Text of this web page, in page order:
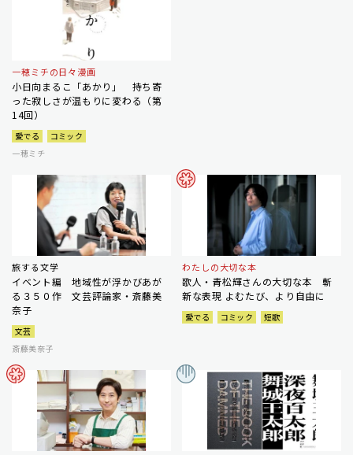
一穂ミチの日々漫画
小日向まるこ「あかり」 持ち寄
った寂しさが温もりに変わる（第
14回）
愛でる
コミック
一穂ミチ
旅する文学
イベント編 地域性が浮かびあが
る３５０作 文芸評論家・斎藤美
奈子
文芸
斎藤美奈子
わたしの大切な本
歌人・青松輝さんの大切な本 斬
新な表現 よむたび、より自由に
愛でる コミック 短歌